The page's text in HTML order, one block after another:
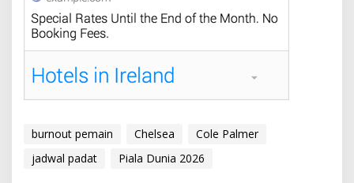
burnout pemain Chelsea
Cole Palmer
jadwal padat
Piala Dunia 2026